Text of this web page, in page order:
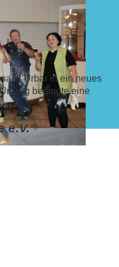
Urbar in ein neues
bedingte eine
e.V.“